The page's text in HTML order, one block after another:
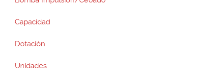
Capacidad
Dotación
Unidades